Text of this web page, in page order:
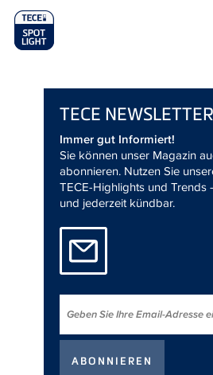
TECE NEWSLETTER
Immer gut Informiert!
Sie können unser Magazin
abonnieren. Nutzen Sie
TECE-Highlights und
und jederzeit kündbar.